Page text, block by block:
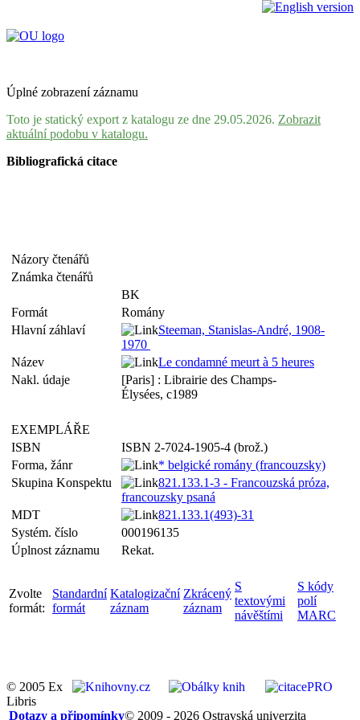
Úplné zobrazení záznamu
Toto je statický export z katalogu ze dne 29.05.2026. Zobrazit
aktuální podobu v katalogu.
Bibliografická citace
Názory čtenářů
Známka čtenářů
BK
Formát
Romány
Hlavní záhlaví
Steeman, Stanislas-André, 1908-
1970
Název
Le condamné meurt à 5 heures
Nakl. údaje
[Paris] : Librairie des Champs-
Élysées, c1989
EXEMPLÁŘE
ISBN
ISBN 2-7024-1905-4 (brož.)
Forma, žánr
* belgické romány (francouzsky)
Skupina Konspektu
821.133.1-3 - Francouzská próza,
francouzsky psaná
MDT
821.133.1(493)-31
Systém. číslo
000196135
Úplnost záznamu
Rekat.
Zvolte
formát:
Standardní
formát
Katalogizační
záznam
Zkrácený
záznam
S
textovými
návěštími
S kódy
polí
MARC
© 2005 Ex
Libris
© 2009 - 2026 Ostravská univerzita
Dotazy a připomínky